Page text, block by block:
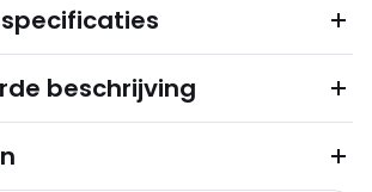
beschrijving